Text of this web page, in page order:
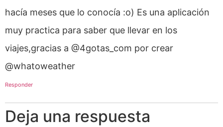
hacía meses que lo conocía :o) Es una aplicación
muy practica para saber que llevar en los
viajes,gracias a @4gotas_com por crear
@whatoweather
Responder
Deja una respuesta